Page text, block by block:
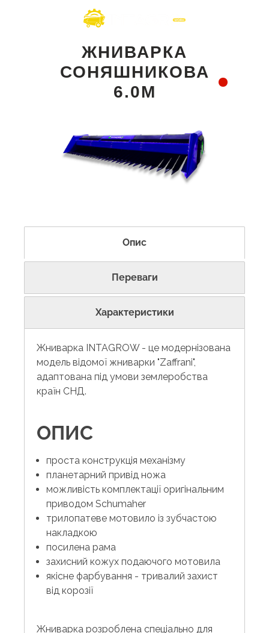
ЖНИВАРКА
СОНЯШНИКОВА
6.0М
Опис
Переваги
Характеристики
Жниварка INTAGROW - це модернізована
модель відомої жниварки "Zaffrani",
адаптована під умови землеробства
країн СНД.
ОПИС
проста конструкція механізму
планетарний привід ножа
можливість комплектації оригінальним
приводом Schumaher
трилопатеве мотовило із зубчастою
накладкою
посилена рама
захисний кожух подаючого мотовила
якісне фарбування - тривалий захист
від корозії
Жниварка розроблена спеціально для